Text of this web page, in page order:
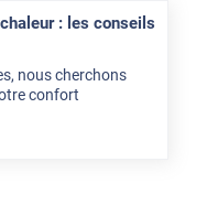
: les conseils
nous cherchons
confort